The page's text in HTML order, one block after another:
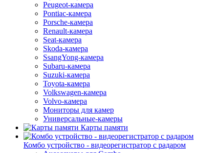
Peugeot-камера
Pontiac-камера
Porsche-камера
Renault-камера
Seat-камера
Skoda-камера
SsangYong-камера
Subaru-камера
Suzuki-камера
Toyota-камера
Volkswagen-камера
Volvo-камера
Мониторы для камер
Универсальные-камеры
Карты памяти
Комбо устройство - видеорегистратор с радаром